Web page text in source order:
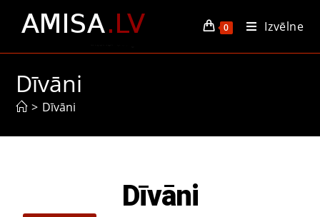
0 Izvēlne
Dīvāni
> Dīvāni
Dīvāni